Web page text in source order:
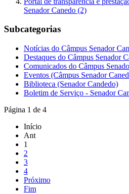
Senador Canedo (2)
Subcategorias
Notícias do Câmpus Senador
Destaques do Câmpus Senador
Comunicados do Câmpus
Eventos (Câmpus Senador
Biblioteca (Senador Candedo)
Boletim de Serviço - Senador
Página 1 de 4
Início
Ant
1
2
3
4
Próximo
Fim